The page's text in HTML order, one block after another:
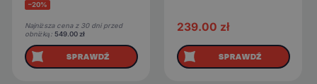
−20%
Najniższa cena z 30 dni przed
obniżką: 549.00zł
SPRAWDŹ
239.00 zł
SPRAWDŹ